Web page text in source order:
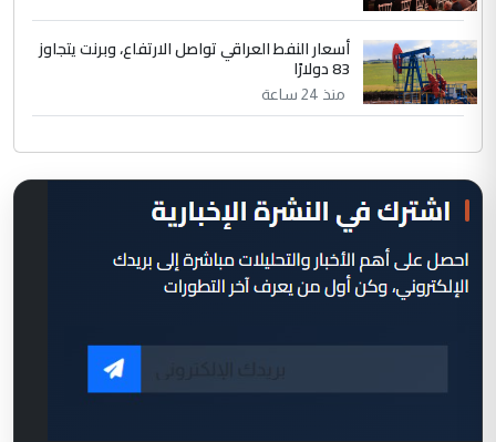
أسعار النفط العراقي تواصل الارتفاع، وبرنت يتجاوز
83 دولارًا
منذ 24 ساعة